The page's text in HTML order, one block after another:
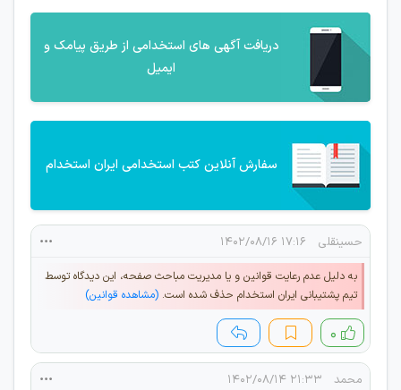
دریافت آگهی های استخدامی از طریق پیامک و
ایمیل
سفارش آنلاین کتب استخدامی ایران استخدام
حسینقلی ۱۷:۱۶ ۱۴۰۲/۰۸/۱۶
به دلیل عدم رعایت قوانین و یا مدیریت مباحث صفحه، این دیدگاه توسط
تیم پشتیبانی ایران استخدام حذف شده است. (مشاهده قوانین)
۰
محمد ۲۱:۳۳ ۱۴۰۲/۰۸/۱۴